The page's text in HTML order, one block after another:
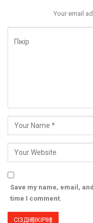
Your email
Save my name, email,
time I comment.